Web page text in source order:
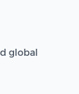
global